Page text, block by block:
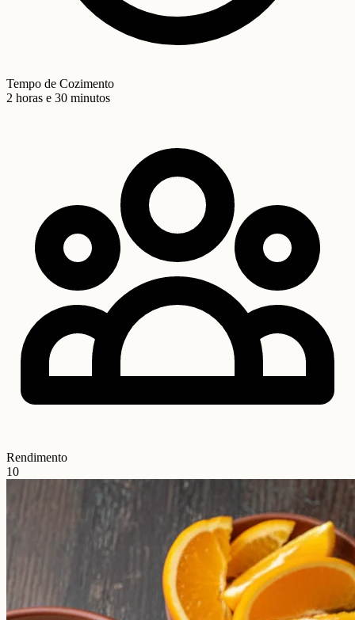
Tempo de Cozimento
2 horas e 30 minutos
Rendimento
10